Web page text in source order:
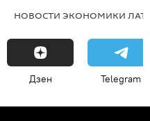
НОВОСТИ ЭКОНОМИКИ
Дзен Telegram